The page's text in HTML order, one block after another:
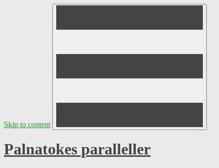
Skip to content
Palnatokes paralleller